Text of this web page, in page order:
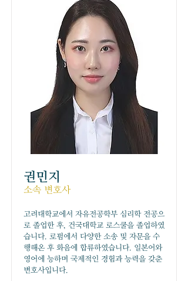
권민지
소속 변호사
고려대학교에서 자유전공학부 심리학 전공으
로 졸업한 후, 건국대학교 로스쿨을 졸업하였
습니다. 로펌에서 다양한 소송 및 자문을 수
행해온 후 화음에 합류하였습니다. 일본어와
영어에 능하며 국제적인 경험과 능력을 갖춘
변호사입니다.